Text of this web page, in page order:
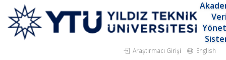
Araştırmacı Girişi English